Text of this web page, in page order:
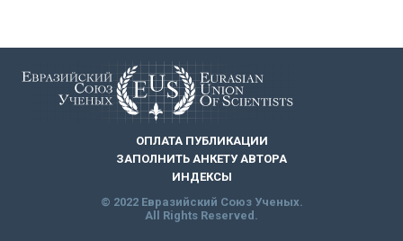
ОПЛАТА ПУБЛИКАЦИИ
ЗАПОЛНИТЬ АНКЕТУ АВТОРА
ИНДЕКСЫ
© 2022 Евразийский Союз Ученых.
All Rights Reserved.